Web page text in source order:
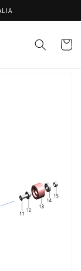
Carrello